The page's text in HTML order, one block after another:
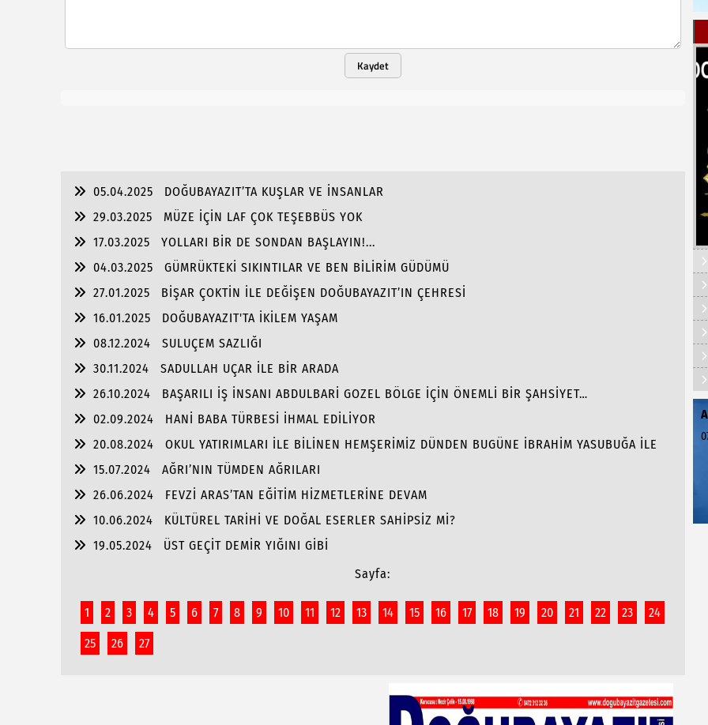
Kaydet
05.04.2025
DOĞUBAYAZIT’TA KUŞLAR VE İNSANLAR
29.03.2025
MÜZE İÇİN LAF ÇOK TEŞEBBÜS YOK
17.03.2025
YOLLARI BİR DE SONDAN BAŞLAYIN!...
04.03.2025
GÜMRÜKTEKİ SIKINTILAR VE BEN BİLİRİM GÜDÜMÜ
27.01.2025
BİŞAR ÇOKTİN İLE DEĞİŞEN DOĞUBAYAZIT’IN ÇEHRESİ
16.01.2025
DOĞUBAYAZIT'TA İKİLEM YAŞAM
08.12.2024
SULUÇEM SAZLIĞI
30.11.2024
SADULLAH UÇAR İLE BİR ARADA
26.10.2024
BAŞARILI İŞ İNSANI ABDULBARİ GOZEL BÖLGE İÇİN ÖNEMLİ BİR ŞAHSİYET…
02.09.2024
HANİ BABA TÜRBESİ İHMAL EDİLİYOR
20.08.2024
OKUL YATIRIMLARI İLE BİLİNEN HEMŞERİMİZ DÜNDEN BUGÜNE İBRAHİM YASUBUĞA İLE
15.07.2024
AĞRI’NIN TÜMDEN AĞRILARI
26.06.2024
FEVZİ ARAS’TAN EĞİTİM HİZMETLERİNE DEVAM
10.06.2024
KÜLTÜREL TARİHİ VE DOĞAL ESERLER SAHİPSİZ Mİ?
19.05.2024
ÜST GEÇİT DEMİR YIĞINI GİBİ
Sayfa:
1 2 3 4 5 6 7 8 9 10 11 12 13 14 15 16 17 18 19 20 21 22 23 24
25 26 27